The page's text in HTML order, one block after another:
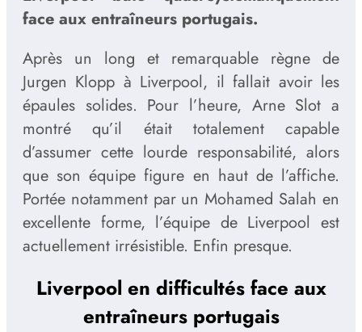
face aux entraîneurs portugais.
Après un long et remarquable règne de
Jurgen Klopp à Liverpool, il fallait avoir les
épaules solides. Pour l’heure, Arne Slot a
montré qu’il était totalement capable
d’assumer cette lourde responsabilité, alors
que son équipe figure en haut de l’affiche.
Portée notamment par un Mohamed Salah en
excellente forme, l’équipe de Liverpool est
actuellement irrésistible. Enfin presque.
Liverpool en difficultés face aux
entraîneurs portugais